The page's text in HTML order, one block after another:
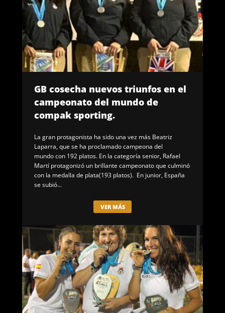
GB cosecha nuevos triunfos en el
campeonato del mundo de
compak sporting.
La gran protagonista ha sido una vez más Beatriz
Laparra, que se ha proclamado campeona del
mundo con 192 platos. En la categoría senior, Rafael
Martí protagonizó un brillante campeonato que culminó
con la medalla de plata(193 platos). En junior, España
se subió...
VER MÁS